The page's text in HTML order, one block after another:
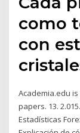
como
con
Academia.edu
papers. 13.
Estadísticas